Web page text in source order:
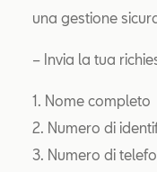
una gestione
– Invia la tua
1. Nome completo
2. Numero di
3. Numero di